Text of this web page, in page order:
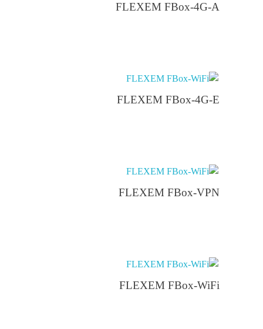
FLEXEM FBox-4G-A
FLEXEM FBox-4G-E
FLEXEM FBox-VPN
FLEXEM FBox-WiFi